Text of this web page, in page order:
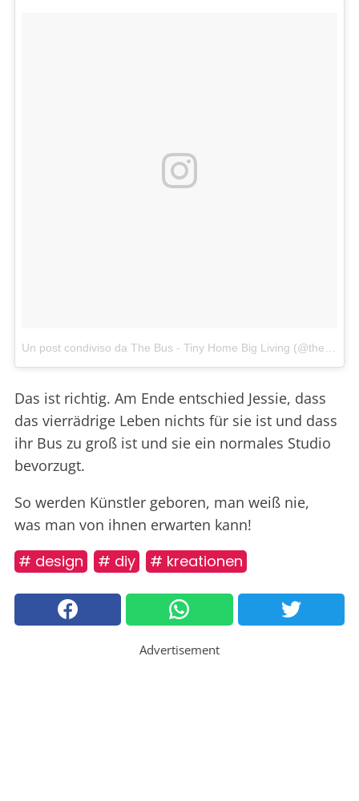
Das ist richtig. Am Ende entschied Jessie, dass
das vierrädrige Leben nichts für sie ist und dass
ihr Bus zu groß ist und sie ein normales Studio
bevorzugt.
So werden Künstler geboren, man weiß nie,
was man von ihnen erwarten kann!
# design # diy # kreationen
Advertisement